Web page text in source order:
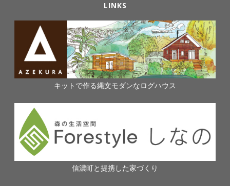
LINKS
キットで作る縄文モダンなログハウス
信濃町と提携した家づくり